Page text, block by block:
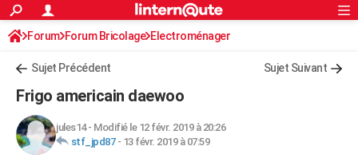
ACTUALITÉS
Politique
Société
Faits Divers
Education
Monde
Villes
+
FINANCE
Retraite
Impôts
Epargne
Immobilier
Risques naturels par ville
Banque
Assurance
Crédit
AUTO
S'inscrire
Connexion
Forum Forum Bricolage Electroménager
Sujet Précédent Sujet Suivant
Frigo americain daewoo
jules14- Modifié le 12 févr. 2019 à 20:26
stf_jpd87- 13 févr. 2019 à 07:59